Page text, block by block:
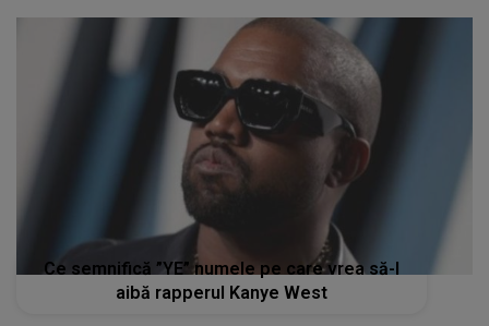
Ce semnifică ”YE” numele pe care vrea să-l
aibă rapperul Kanye West